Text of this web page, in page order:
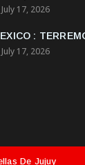
July 17, 2026
:
July 17, 2026
De Jujuy